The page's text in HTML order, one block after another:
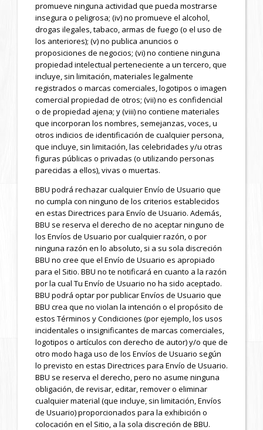
promueve ninguna actividad que pueda mostrarse
insegura o peligrosa; (iv) no promueve el alcohol,
drogas ilegales, tabaco, armas de fuego (o el uso de
los anteriores); (v) no publica anuncios o
proposiciones de negocios; (vi) no contiene ninguna
propiedad intelectual perteneciente a un tercero, que
incluye, sin limitación, materiales legalmente
registrados o marcas comerciales, logotipos o imagen
comercial propiedad de otros; (vii) no es confidencial
o de propiedad ajena; y (viii) no contiene materiales
que incorporan los nombres, semejanzas, voces, u
otros indicios de identificación de cualquier persona,
que incluye, sin limitación, las celebridades y/u otras
figuras públicas o privadas (o utilizando personas
parecidas a ellos), vivas o muertas.
BBU podrá rechazar cualquier Envío de Usuario que
no cumpla con ninguno de los criterios establecidos
en estas Directrices para Envío de Usuario. Además,
BBU se reserva el derecho de no aceptar ninguno de
los Envíos de Usuario por cualquier razón, o por
ninguna razón en lo absoluto, si a su sola discreción
BBU no cree que el Envío de Usuario es apropiado
para el Sitio. BBU no te notificará en cuanto a la razón
por la cual Tu Envío de Usuario no ha sido aceptado.
BBU podrá optar por publicar Envíos de Usuario que
BBU crea que no violan la intención o el propósito de
estos Términos y Condiciones (por ejemplo, los usos
incidentales o insignificantes de marcas comerciales,
logotipos o artículos con derecho de autor) y/o que de
otro modo haga uso de los Envíos de Usuario según
lo previsto en estas Directrices para Envío de Usuario.
BBU se reserva el derecho, pero no asume ninguna
obligación, de revisar, editar, remover o eliminar
cualquier material (que incluye, sin limitación, Envíos
de Usuario) proporcionados para la exhibición o
colocación en el Sitio, a la sola discreción de BBU.